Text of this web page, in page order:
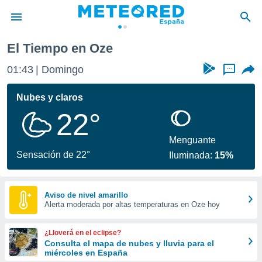
de
por
se
calidad.
a este
las
y
forma
digital
basada
El Tiempo en Oze
01:43 Domingo ...
Nubes y claros
22°
Sensación de 22°
Menguante
Iluminada: 15%
Aviso de nivel amarillo
Alerta moderada por altas temperaturas en Oze hoy
¿Lloverá en el eclipse?
Consulta el mapa de nubes y lluvia para el
miércoles en España